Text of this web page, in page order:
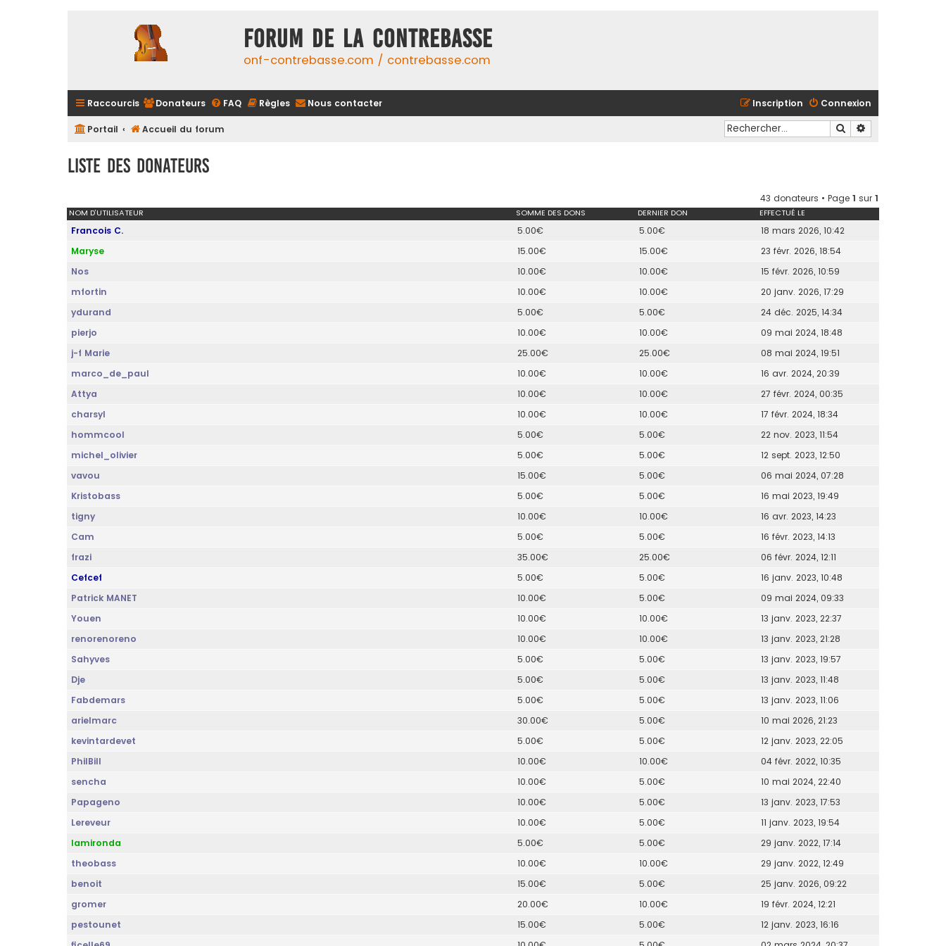
FORUM DE LA CONTREBASSE
onf-contrebasse.com / contrebasse.com
Raccourcis Donateurs FAQ Règles Nous contacter Connexion
Inscription
Portail Accueil du forum Rechercher
Liste des donateurs
43 donateurs • Page 1 sur 1
NOM D’UTILISATEUR SOMME DES DONS DERNIER DON EFFECTUÉ LE
Francois C. 5.00€ 5.00€
18 mars 2026, 10:42
Maryse
15.00€ 15.00€
23 févr. 2026, 18:54
Nos
10.00€ 10.00€
15 févr. 2026, 10:59
mfortin
10.00€ 10.00€
20 janv. 2026, 17:29
ydurand
5.00€ 5.00€
24 déc. 2025, 14:34
pierjo
10.00€ 10.00€
09 mai 2024, 18:48
j-f Marie
25.00€ 25.00€
08 mai 2024, 19:51
marco_de_paul
10.00€ 10.00€
16 avr. 2024, 20:39
Attya
10.00€ 10.00€
27 févr. 2024, 00:35
charsyl
10.00€ 10.00€
17 févr. 2024, 18:34
hommcool
5.00€ 5.00€
22 nov. 2023, 11:54
michel_olivier
5.00€ 5.00€
12 sept. 2023, 12:50
vavou
15.00€ 5.00€
06 mai 2024, 07:28
Kristobass
5.00€ 5.00€
16 mai 2023, 19:49
tigny
10.00€ 10.00€
16 avr. 2023, 14:23
Cam
5.00€ 5.00€
16 févr. 2023, 14:13
frazi
35.00€ 25.00€
06 févr. 2024, 12:11
Cefcef
5.00€ 5.00€
16 janv. 2023, 10:48
Patrick MANET
10.00€ 5.00€
09 mai 2024, 09:33
Youen
10.00€ 10.00€
13 janv. 2023, 22:37
renorenoreno
10.00€ 10.00€
13 janv. 2023, 21:28
Sahyves
5.00€ 5.00€
13 janv. 2023, 19:57
Dje
5.00€ 5.00€
13 janv. 2023, 11:48
Fabdemars
5.00€ 5.00€
13 janv. 2023, 11:06
arielmarc
30.00€ 5.00€
10 mai 2026, 21:23
kevintardevet
5.00€ 5.00€
12 janv. 2023, 22:05
PhilBill
10.00€ 10.00€
04 févr. 2022, 10:35
sencha
10.00€ 5.00€
10 mai 2024, 22:40
Papageno
10.00€ 5.00€
13 janv. 2023, 17:53
Lereveur
10.00€ 5.00€
11 janv. 2023, 19:54
lamironda
5.00€ 5.00€
29 janv. 2022, 17:14
theobass
10.00€ 10.00€
29 janv. 2022, 12:49
benoit
15.00€ 5.00€
25 janv. 2026, 09:22
gromer
20.00€ 10.00€
19 févr. 2024, 12:21
pestounet
15.00€ 5.00€
12 janv. 2023, 16:16